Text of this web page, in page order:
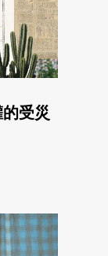
受災